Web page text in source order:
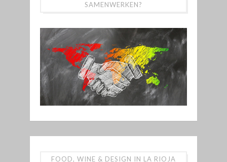
SAMENWERKEN?
FOOD, WINE & DESIGN IN LA RIOJA